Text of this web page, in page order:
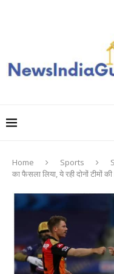
Home Sports
का फैसला लिया, ये रही दोनों टीमों